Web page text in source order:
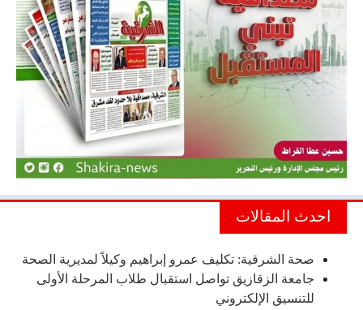
احدث المقالات
صحة الشرقية: تكليف عمرو إبراهيم وكيلاً لمديرية الصحة
جامعة الزقازيق تواصل استقبال طلاب المرحلة الأولى
للتنسيق الإلكتروني